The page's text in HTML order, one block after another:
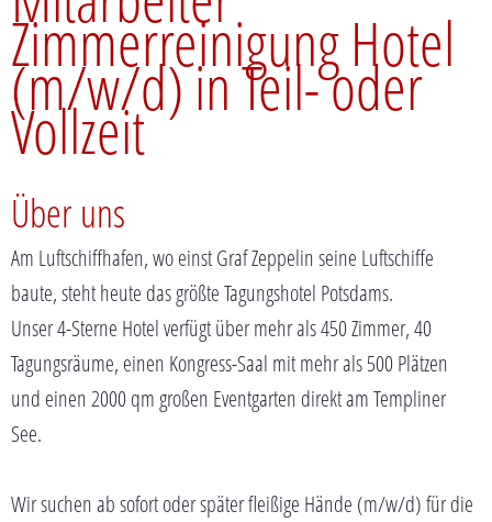
Zimmerreinigung Hotel
(m/w/d) in Teil- oder
Vollzeit
Über uns
Am Luftschiffhafen, wo einst Graf Zeppelin seine Luftschiffe
baute, steht heute das größte Tagungshotel Potsdams.
Unser 4-Sterne Hotel verfügt über mehr als 450 Zimmer, 40
Tagungsräume, einen Kongress-Saal mit mehr als 500 Plätzen
und einen 2000 qm großen Eventgarten direkt am Templiner
See.
Wir suchen ab sofort oder später fleißige Hände (m/w/d) für die